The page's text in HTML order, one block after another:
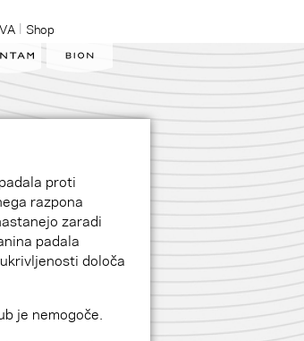
Shop
proti
razpona
zaradi
padala
določa
je nemogoče.